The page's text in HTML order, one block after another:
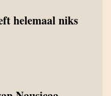
helemaal niks